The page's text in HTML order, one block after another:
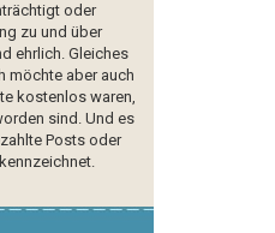
oder
zu und über
ehrlich. Gleiches
möchte aber auch
kostenlos waren,
sind. Und es
Posts oder